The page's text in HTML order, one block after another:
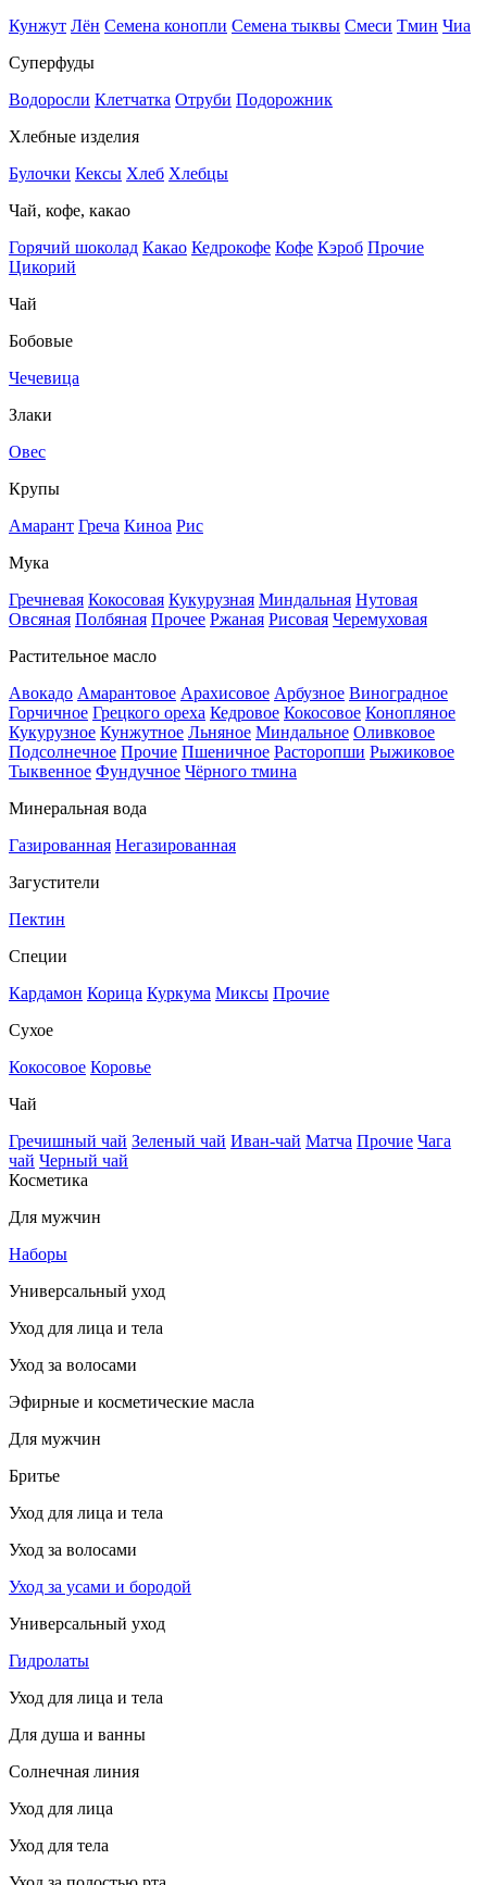
Кунжут Лён Семена конопли Семена тыквы Смеси Тмин Чиа
Суперфуды
Водоросли Клетчатка Отруби Подорожник
Хлебные изделия
Булочки Кексы Хлеб Хлебцы
Чай, кофе, какао
Горячий шоколад Какао Кедрокофе Кофе Кэроб Прочие
Цикорий
Чай
Бобовые
Чечевица
Злаки
Овес
Крупы
Амарант Греча Киноа Рис
Мука
Гречневая Кокосовая Кукурузная Миндальная Нутовая
Овсяная Полбяная Прочее Ржаная Рисовая Черемуховая
Растительное масло
Авокадо Амарантовое Арахисовое Арбузное Виноградное
Горчичное Грецкого ореха Кедровое Кокосовое Конопляное
Кукурузное Кунжутное Льняное Миндальное Оливковое
Подсолнечное Прочие Пшеничное Расторопши Рыжиковое
Тыквенное Фундучное Чёрного тмина
Минеральная вода
Газированная Негазированная
Загустители
Пектин
Специи
Кардамон Корица Куркума Миксы Прочие
Сухое
Кокосовое Коровье
Чай
Гречишный чай Зеленый чай Иван-чай Матча Прочие Чага
чай Черный чай
Косметика
Для мужчин
Наборы
Универсальный уход
Уход для лица и тела
Уход за волосами
Эфирные и косметические масла
Для мужчин
Бритье
Уход для лица и тела
Уход за волосами
Уход за усами и бородой
Универсальный уход
Гидролаты
Уход для лица и тела
Для душа и ванны
Солнечная линия
Уход для лица
Уход для тела